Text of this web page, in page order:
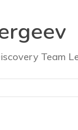
Team